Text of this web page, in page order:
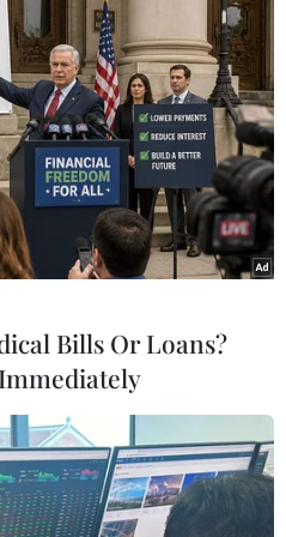
Bình Dương gọi
tài sản
hỏi mượn tiền và tổ chức
hỗ trợ hoặc huy động kinh
quan chính quyền của các
Bills Or Loans?